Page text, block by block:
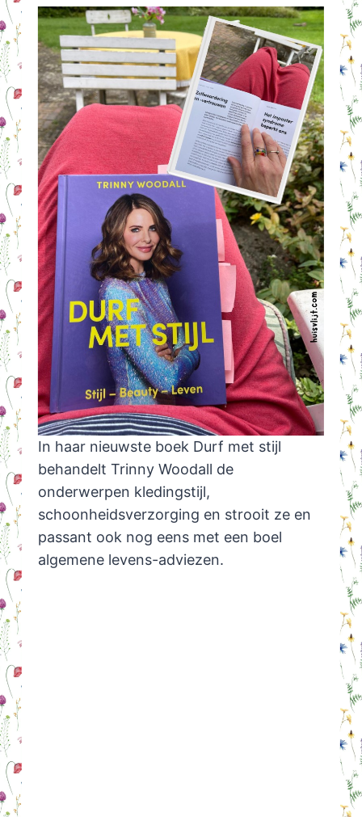
Orriëns
In haar nieuwste boek Durf met stijl
behandelt Trinny Woodall de
onderwerpen kledingstijl,
schoonheidsverzorging en strooit ze en
passant ook nog eens met een boel
algemene levens-adviezen.